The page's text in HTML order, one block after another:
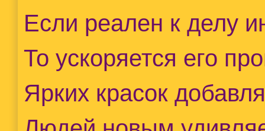
Если реален к делу
То ускоряется его
Ярких красок